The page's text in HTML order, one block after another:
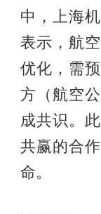
中，上海
表示，航
优化，需
方（航空
成共识。
共赢的合
命。